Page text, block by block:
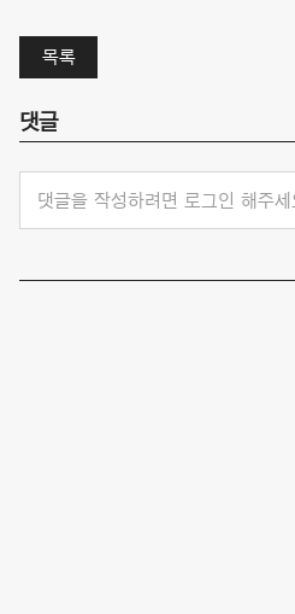
목록
댓글
댓글을 작성하려면 로그인 해주세